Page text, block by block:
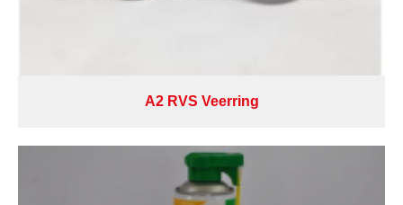
A2 RVS Veerring